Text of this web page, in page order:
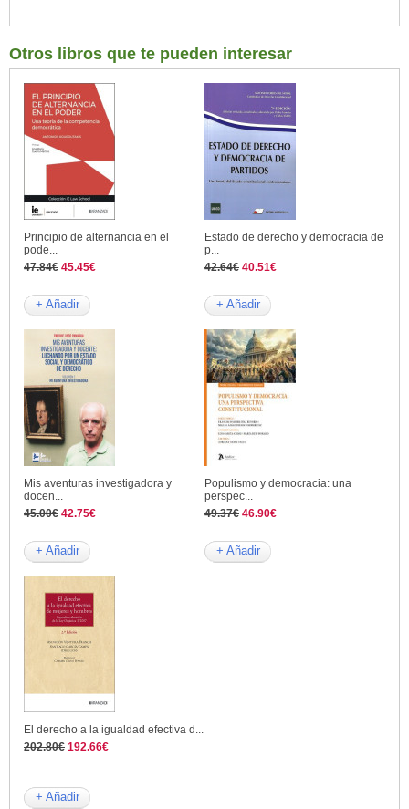
Otros libros que te pueden interesar
Principio de alternancia en el
pode...
47.84€ 45.45€
+ Añadir
Estado de derecho y democracia de
p...
42.64€ 40.51€
+ Añadir
Mis aventuras investigadora y
docen...
45.00€ 42.75€
+ Añadir
Populismo y democracia: una
perspec...
49.37€ 46.90€
+ Añadir
El derecho a la igualdad efectiva d...
202.80€ 192.66€
+ Añadir